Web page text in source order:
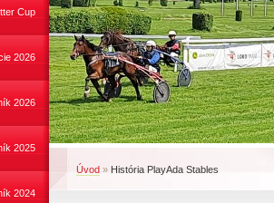
Cup
2026
2026
2025
2024
Úvod » História PlayAda Stables